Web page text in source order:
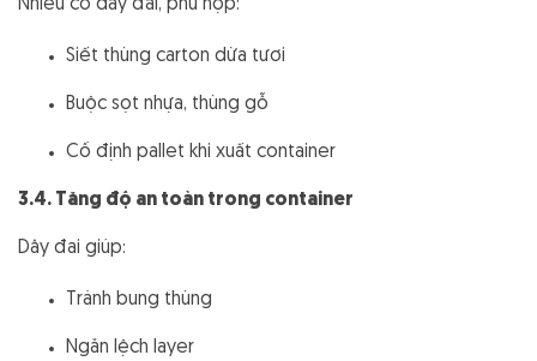
Nhiều cỡ dây đai, phù hợp:
Siết thùng carton dừa tươi
Buộc sọt nhựa, thùng gỗ
Cố định pallet khi xuất container
3.4. Tăng độ an toàn trong container
Dây đai giúp:
Tránh bung thùng
Ngăn lệch layer